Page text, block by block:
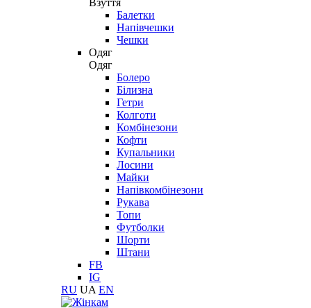
Взуття
Балетки
Напівчешки
Чешки
Одяг
Одяг
Болеро
Білизна
Гетри
Колготи
Комбінезони
Кофти
Купальники
Лосини
Майки
Напівкомбінезони
Рукава
Топи
Футболки
Шорти
Штани
FB
IG
RU UA EN